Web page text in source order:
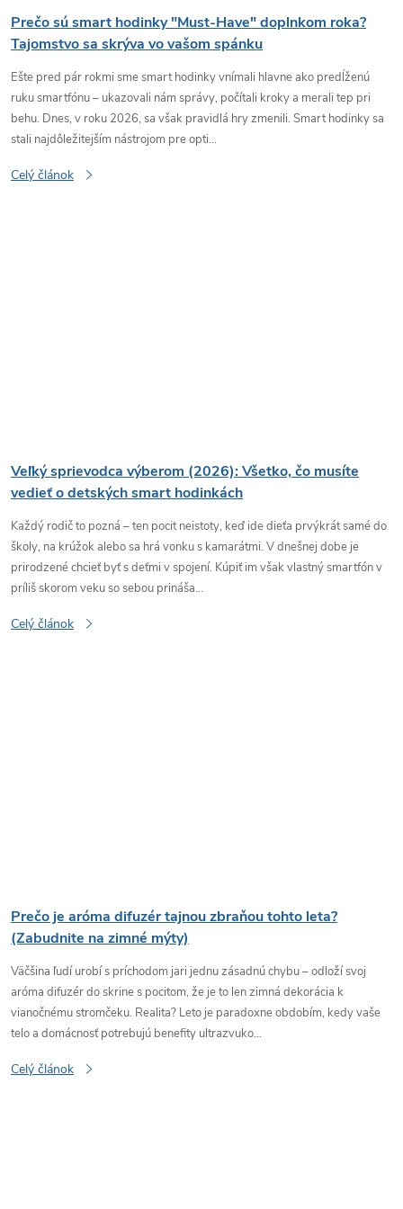
č
l
á
n
k
Prečo sú smart hodinky "Must-Have" doplnkom roka?
Tajomstvo sa skrýva vo vašom spánku
Ešte pred pár rokmi sme smart hodinky vnímali hlavne ako predĺženú
ruku smartfónu – ukazovali nám správy, počítali kroky a merali tep pri
behu. Dnes, v roku 2026, sa však pravidlá hry zmenili. Smart hodinky sa
stali najdôležitejším nástrojom pre opti...
Celý článok
Veľký sprievodca výberom (2026): Všetko, čo musíte
vedieť o detských smart hodinkách
Každý rodič to pozná – ten pocit neistoty, keď ide dieťa prvýkrát samé do
školy, na krúžok alebo sa hrá vonku s kamarátmi. V dnešnej dobe je
prirodzené chcieť byť s deťmi v spojení. Kúpiť im však vlastný smartfón v
príliš skorom veku so sebou prináša...
Celý článok
Prečo je aróma difuzér tajnou zbraňou tohto leta?
(Zabudnite na zimné mýty)
Väčšina ľudí urobí s príchodom jari jednu zásadnú chybu – odloží svoj
aróma difuzér do skrine s pocitom, že je to len zimná dekorácia k
vianočnému stromčeku. Realita? Leto je paradoxne obdobím, kedy vaše
telo a domácnosť potrebujú benefity ultrazvuko...
Celý článok